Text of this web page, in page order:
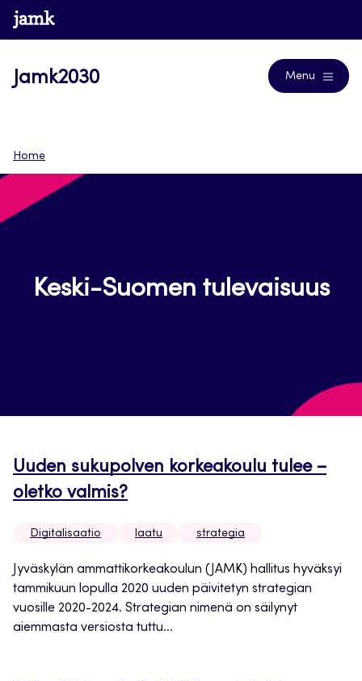
Siirry
suoraan
www.jamk.fi
Jamk2030 Menu
Home
Keski-Suomen tulevaisuus
Uuden sukupolven korkeakoulu tulee –
oletko valmis?
Digitalisaatio laatu strategia
Jyväskylän ammattikorkeakoulun (JAMK) hallitus hyväksyi
tammikuun lopulla 2020 uuden päivitetyn strategian
vuosille 2020-2024. Strategian nimenä on säilynyt
aiemmasta versiosta tuttu...